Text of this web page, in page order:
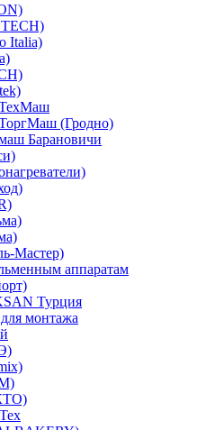
Italia)
(Гродно)
Барановичи
Мастер)
аппаратам
Турция
монтажа